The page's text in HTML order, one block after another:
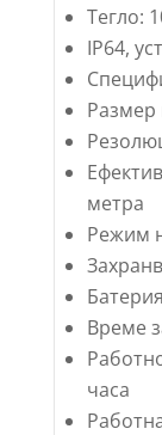
Тегло:
IP64,
Размер
метра
Режим
Време
часа